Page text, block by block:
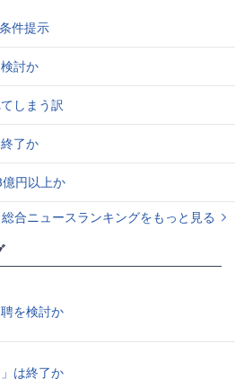
件提示
討か
しまう訳
了か
円以上か
総合ニュースランキングをもっと見る
を検討か
は終了か